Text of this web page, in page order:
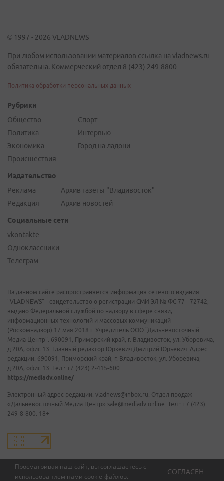
Просматривая наш сайт, вы соглашаетесь с
использованием нами cookie-файлов.
СОГЛАСЕН
© 1997 - 2026 VLADNEWS
При любом использовании материалов ссылка на vladnews.ru
обязательна. Коммерческий отдел 8 (423) 249-8800
Политика обработки персональных данных
Рубрики
Общество
Политика
Экономика
Происшествия
Спорт
Интервью
Город на ладони
Издательство
Реклама
Редакция
Архив газеты "Владивосток"
Архив новостей
Социальные сети
vkontakte
Одноклассники
Телеграм
На данном сайте распространяется информация сетевого издания
"VLADNEWS" - свидетельство о регистрации СМИ ЭЛ № ФС 77 - 72742,
выдано Федеральной службой по надзору в сфере связи,
информационных технологий и массовых коммуникаций
(Роскомнадзор) 17 мая 2018 г. Учредитель ООО "Дальневосточный
Медиа Центр". 690091, Приморский край, г. Владивосток, ул. Уборевича,
д.20А, офис 13. Главный редактор Юркевич Дмитрий Юрьевич. Адрес
редакции: 690091, Приморский край, г. Владивосток, ул. Уборевича,
д.20А, офис 13. Тел.: +7 (423) 2-415-600.
https://mediadv.online/
Электронный адрес редакции: vladnews@inbox.ru. Отдел продаж
«Дальневосточный Медиа Центр» sale@mediadv.online. Тел.: +7 (423)
249-8-800. 18+